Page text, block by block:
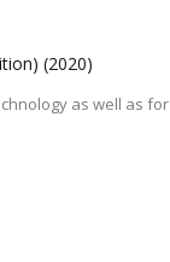
(2020)
as well as for